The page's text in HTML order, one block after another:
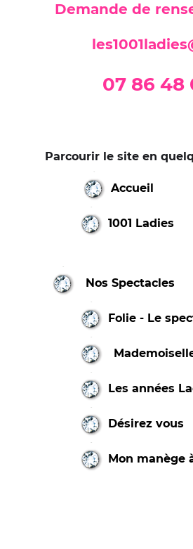
Demande de
07 86 48
Parcourir le site en
Accueil
1001 Ladies
Nos Spectacles
Folie - Le
Les années
Désirez vous
Mon manège